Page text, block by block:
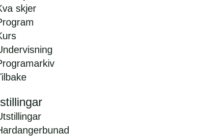
skjer